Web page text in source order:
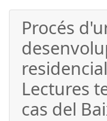
Procés
Lectures
cas del